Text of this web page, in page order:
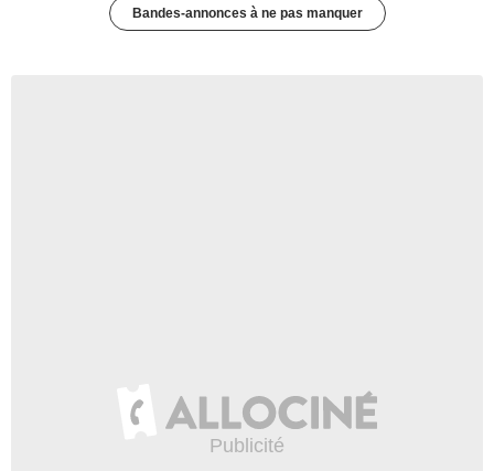
Bandes-annonces à ne pas manquer